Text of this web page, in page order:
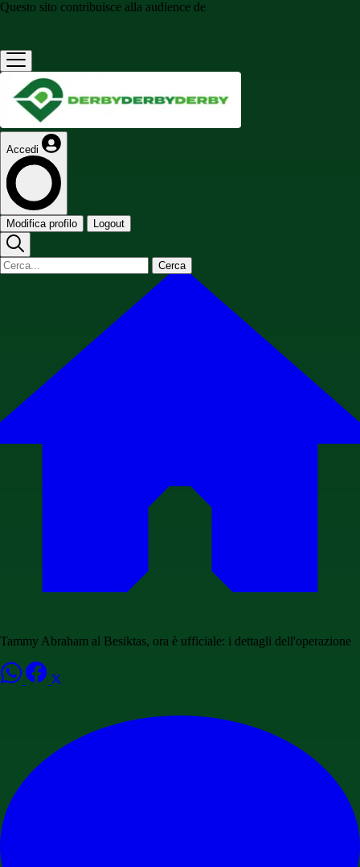
Questo sito contribuisce alla audience de
Accedi
Modifica profilo Logout
Cerca
Tammy Abraham al Besiktas, ora è ufficiale: i dettagli dell'operazione